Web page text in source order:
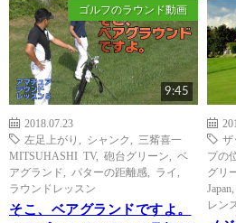
ゴルフのラウンド動画
9:45
2018.07.23
左足上がり
シャンク
三觜喜一
MITSUHASHI TV, 砲台グリーン
ベ
アグランド
パターの距離感 ライ
ラウンドレッスン
そこ、ベアグランドですよ。
ザ
プの
グリ
Japan
レン